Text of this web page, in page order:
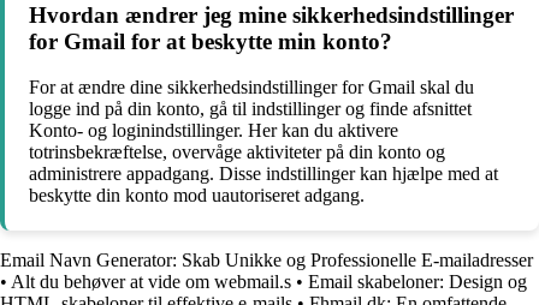
Hvordan ændrer jeg mine sikkerhedsindstillinger
for Gmail for at beskytte min konto?
For at ændre dine sikkerhedsindstillinger for Gmail skal du
logge ind på din konto, gå til indstillinger og finde afsnittet
Konto- og loginindstillinger. Her kan du aktivere
totrinsbekræftelse, overvåge aktiviteter på din konto og
administrere appadgang. Disse indstillinger kan hjælpe med at
beskytte din konto mod uautoriseret adgang.
Email Navn Generator: Skab Unikke og Professionelle E-mailadresser
• Alt du behøver at vide om webmail.s • Email skabeloner: Design og